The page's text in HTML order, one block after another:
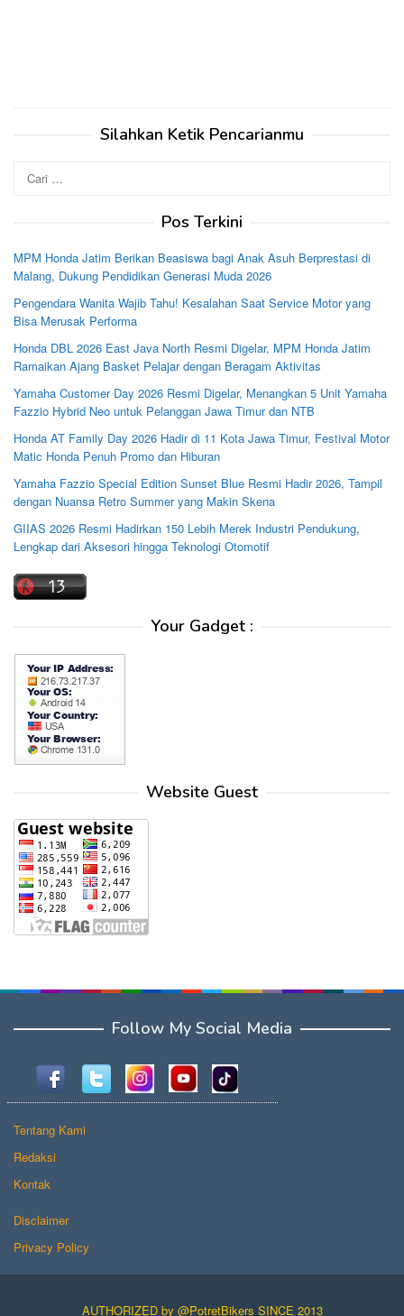
Silahkan Ketik Pencarianmu
untuk:
Pos Terkini
MPM Honda Jatim Berikan Beasiswa bagi Anak Asuh Berprestasi di
Malang, Dukung Pendidikan Generasi Muda 2026
Pengendara Wanita Wajib Tahu! Kesalahan Saat Service Motor yang
Bisa Merusak Performa
Honda DBL 2026 East Java North Resmi Digelar, MPM Honda Jatim
Ramaikan Ajang Basket Pelajar dengan Beragam Aktivitas
Yamaha Customer Day 2026 Resmi Digelar, Menangkan 5 Unit Yamaha
Fazzio Hybrid Neo untuk Pelanggan Jawa Timur dan NTB
Honda AT Family Day 2026 Hadir di 11 Kota Jawa Timur, Festival Motor
Matic Honda Penuh Promo dan Hiburan
Yamaha Fazzio Special Edition Sunset Blue Resmi Hadir 2026, Tampil
dengan Nuansa Retro Summer yang Makin Skena
GIIAS 2026 Resmi Hadirkan 150 Lebih Merek Industri Pendukung,
Lengkap dari Aksesori hingga Teknologi Otomotif
Your Gadget :
Website Guest
Follow My Social Media
Tentang Kami
Redaksi
Kontak
Disclaimer
Privacy Policy
AUTHORIZED by @PotretBikers SINCE 2013